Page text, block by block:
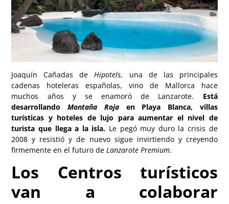
Joaquín Cañadas deHipotels, una de las principales
cadenas hoteleras españolas, vino de Mallorca hace
muchos años y se enamoró de Lanzarote. Está
desarrollandoMontaña Rojaen Playa Blanca, villas
turísticas y hoteles de lujo para aumentar el nivel de
turista que llega a la isla. Le pegó muy duro la crisis de
2008 y resistió y de nuevo sigue invirtiendo y creyendo
firmemente en el futuro deLanzarote Premium.
Los Centros turísticos
van a colaborar